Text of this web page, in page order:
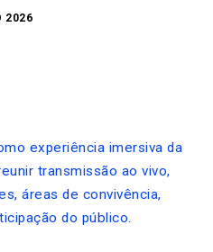
2026
experiência imersiva da
transmissão ao vivo,
áreas de convivência,
do público.